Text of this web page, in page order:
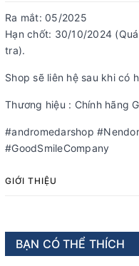
Ra mắt: 05/2025
Hạn chốt: 30/10/2024
tra).
Shop sẽ liên hệ sau khi có
Thương hiệu : Chính hãng
#andromedarshop
#GoodSmileCompany
GIỚI THIỆU
BẠN CÓ THỂ THÍCH